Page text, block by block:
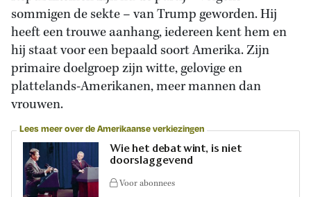
sommigen de sekte – van Trump geworden. Hij
heeft een trouwe aanhang, iedereen kent hem en
hij staat voor een bepaald soort Amerika. Zijn
primaire doelgroep zijn witte, gelovige en
plattelands-Amerikanen, meer mannen dan
vrouwen.
Lees meer over de Amerikaanse verkiezingen
Wie het debat wint, is niet
doorslaggevend
Voor abonnees